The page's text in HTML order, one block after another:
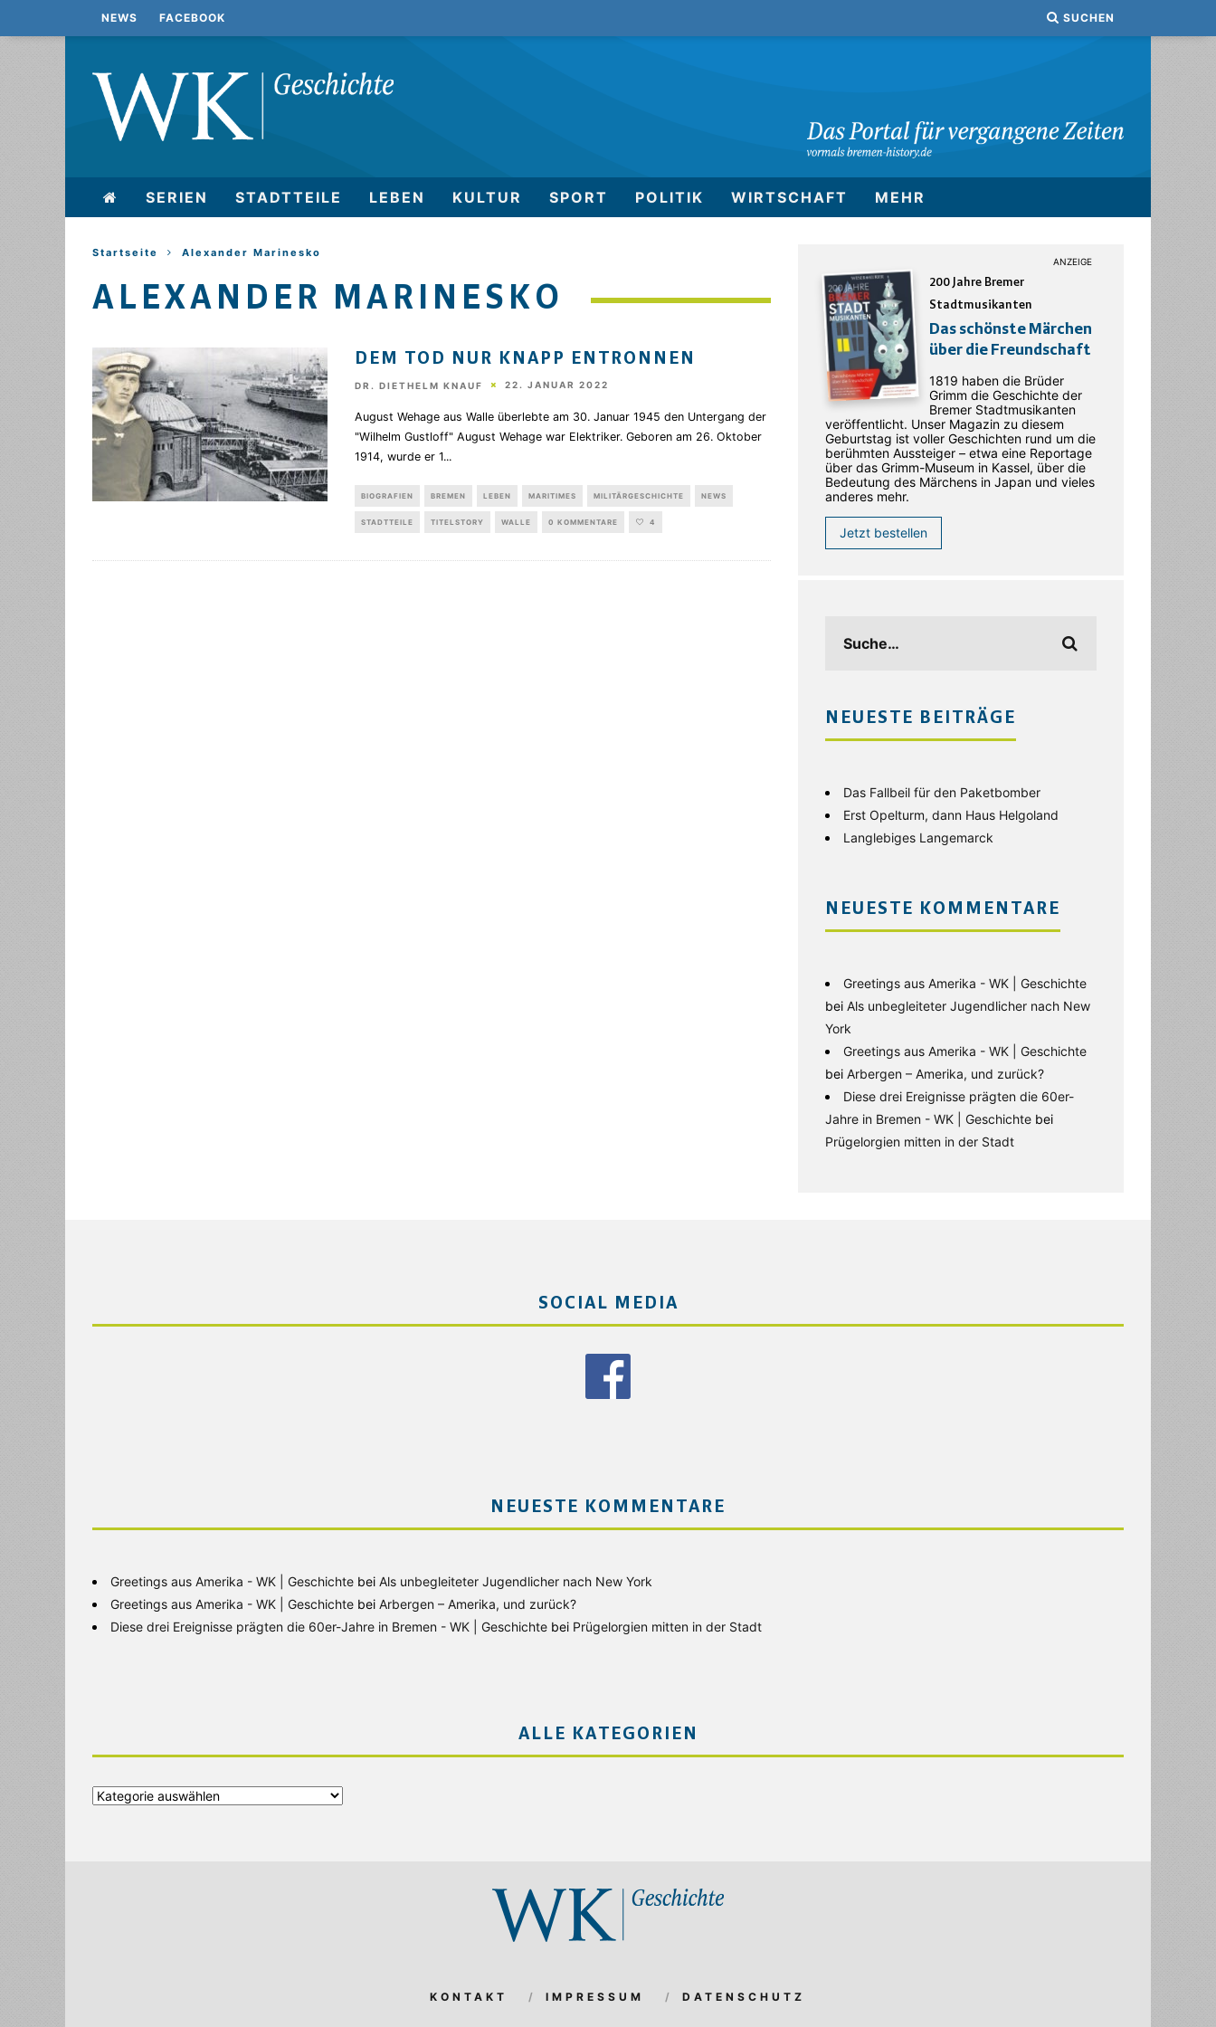
NEWS FACEBOOK SUCHEN
SERIEN STADTTEILE LEBEN KULTUR SPORT POLITIK WIRTSCHAFT MEHR
Startseite Alexander Marinesko
ALEXANDER MARINESKO
DEM TOD NUR KNAPP ENTRONNEN
DR. DIETHELM KNAUF 22. JANUAR 2022
August Wehage aus Walle überlebte am 30. Januar 1945 den Untergang der
"Wilhelm Gustloff" August Wehage war Elektriker. Geboren am 26. Oktober
1914, wurde er 1...
BIOGRAFIEN BREMEN LEBEN MARITIMES MILITÄRGESCHICHTE NEWS
STADTTEILE TITELSTORY WALLE 0 KOMMENTARE 4
200 Jahre Bremer
Stadtmusikanten
Das schönste Märchen
über die Freundschaft
1819 haben die Brüder
Grimm die Geschichte der
Bremer Stadtmusikanten
veröffentlicht. Unser Magazin zu diesem
Geburtstag ist voller Geschichten rund um die
berühmten Aussteiger – etwa eine Reportage
über das Grimm-Museum in Kassel, über die
Bedeutung des Märchens in Japan und vieles
anderes mehr.
Jetzt bestellen
NEUESTE BEITRÄGE
Das Fallbeil für den Paketbomber
Erst Opelturm, dann Haus Helgoland
Langlebiges Langemarck
NEUESTE KOMMENTARE
Greetings aus Amerika - WK | Geschichte
bei Als unbegleiteter Jugendlicher nach New
York
Greetings aus Amerika - WK | Geschichte
bei Arbergen – Amerika, und zurück?
Diese drei Ereignisse prägten die 60er-
Jahre in Bremen - WK | Geschichte bei
Prügelorgien mitten in der Stadt
SOCIAL MEDIA
NEUESTE KOMMENTARE
Greetings aus Amerika - WK | Geschichte bei Als unbegleiteter Jugendlicher nach New York
Greetings aus Amerika - WK | Geschichte bei Arbergen – Amerika, und zurück?
Diese drei Ereignisse prägten die 60er-Jahre in Bremen - WK | Geschichte bei Prügelorgien mitten in der Stadt
ALLE KATEGORIEN
Alle
KONTAKT IMPRESSUM DATENSCHUTZ